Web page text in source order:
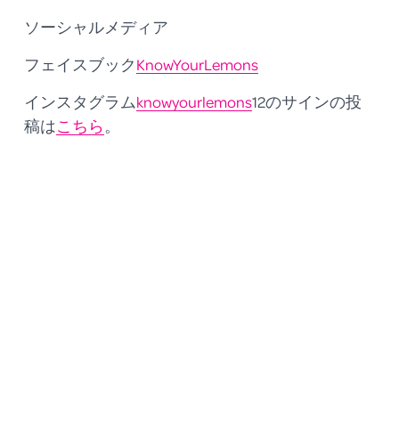
ソーシャルメディア
フェイスブックKnowYourLemons
インスタグラムknowyourlemons12のサインの投
稿はこちら。